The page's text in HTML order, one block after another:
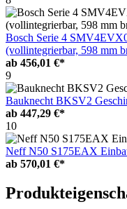
Bosch Serie 4
(vollintegrierbar, 598 mm
ab 456,01 €*
9
Bauknecht BKSV2
ab 447,29 €*
10
Neff N50 S175EAX
ab 570,01 €*